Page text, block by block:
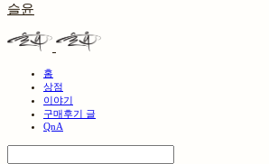
슬윤
홈
상점
이야기
구매후기 글
QnA